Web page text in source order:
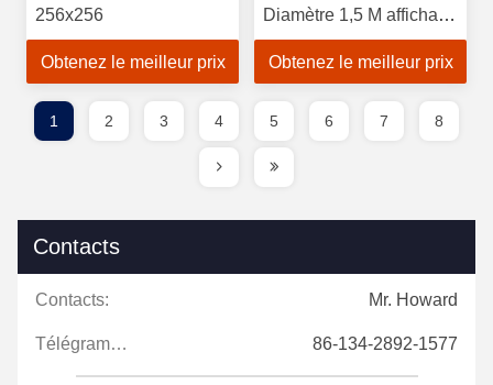
256x256
Obtenez le meilleur prix
Diamètre 1,5 M affichage
LED
Obtenez le meilleur prix
1 2 3 4 5 6 7 8
Contacts
Contacts: Mr. Howard
Télégramme: 86-134-2892-1577